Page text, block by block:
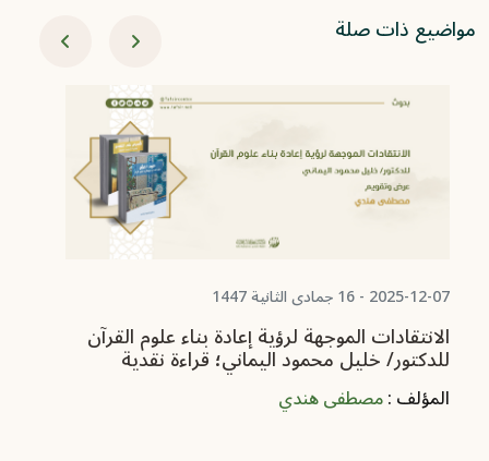
مواضيع ذات صلة
2025-12-07 - 16 جمادى الثانية 1447
الانتقادات الموجهة لرؤية إعادة بناء علوم القرآن
للدكتور/ خليل محمود اليماني؛ قراءة نقدية
المؤلف :مصطفى هندي